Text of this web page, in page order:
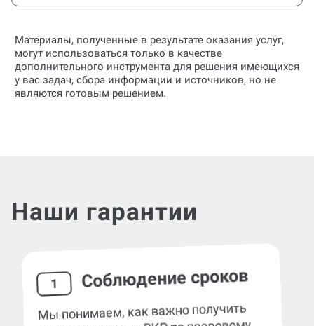
Материалы, полученные в результате оказания услуг,
могут использоваться только в качестве
дополнительного инструмента для решения имеющихся
у вас задач, сбора информации и источников, но не
являются готовым решением.
Наши гарантии
1 Соблюдение сроков
Мы понимаем, как важно получить